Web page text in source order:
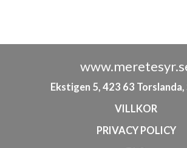
Ekstigen 5, 423 63
VILLKOR
PRIVACY POLICY